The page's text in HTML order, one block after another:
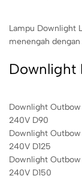
Lampu Downlight
menengah
Downlight
Downlight
240V D90
Downlight
240V D125
Downlight
240V D150